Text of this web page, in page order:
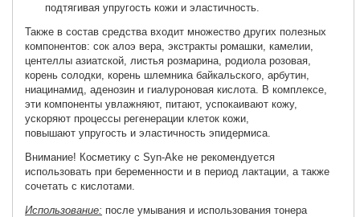
подтягивая упругость кожи и эластичность.
Также в состав средства входит множество других полезных
компонентов: сок алоэ вера, экстракты ромашки, камелии,
центеллы азиатской, листья розмарина, родиола розовая,
корень солодки, корень шлемника байкальского, арбутин,
ниацинамид, аденозин и гиалуроновая кислота. В комплексе,
эти компоненты увлажняют, питают, успокаивают кожу,
ускоряют процессы регенерации клеток кожи,
повышают упругость и эластичность эпидермиса.
Внимание! Косметику с Syn-Ake не рекомендуется
использовать при беременности и в период лактации, а также
сочетать с кислотами.
Использование: после умывания и использования тонера